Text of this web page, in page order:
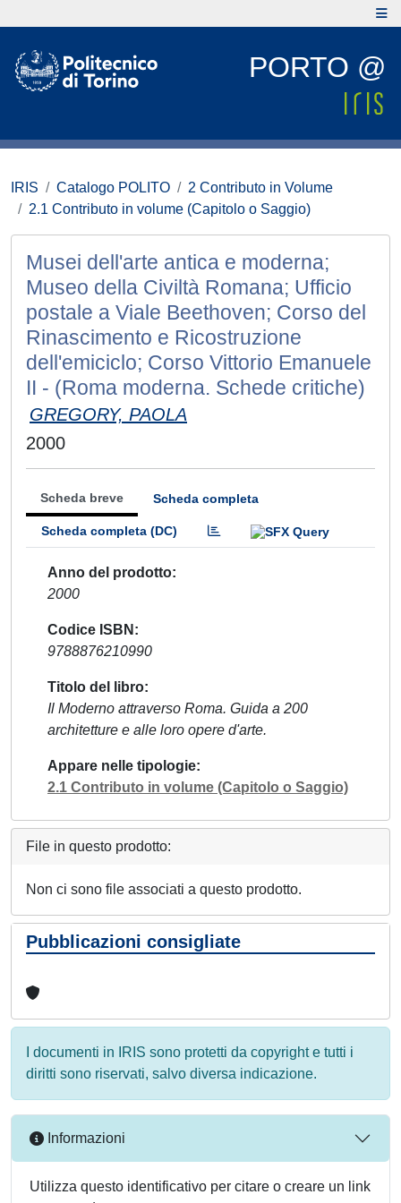
PORTO @
IRIS Catalogo POLITO
2 Contributo in Volume
2.1 Contributo in volume (Capitolo o Saggio)
Musei dell'arte antica e moderna;
Museo della Civiltà Romana; Ufficio
postale a Viale Beethoven; Corso del
Rinascimento e Ricostruzione
dell'emiciclo; Corso Vittorio Emanuele
II - (Roma moderna. Schede critiche)
GREGORY, PAOLA
2000
Scheda breve Scheda completa
Scheda completa (DC)
Anno del prodotto
2000
Codice ISBN
9788876210990
Titolo del libro
Il Moderno attraverso Roma. Guida a 200
architetture e alle loro opere d'arte.
Appare nelle tipologie
2.1 Contributo in volume (Capitolo o Saggio)
File in questo prodotto:
Non ci sono file associati a questo prodotto.
Pubblicazioni consigliate
I documenti in IRIS sono protetti da copyright e tutti i
diritti sono riservati, salvo diversa indicazione.
Informazioni
Utilizza questo identificativo per citare o creare un link